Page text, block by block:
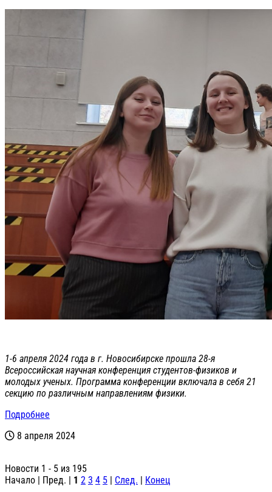
1-6 апреля 2024 года в г. Новосибирске прошла 28-я
Всероссийская научная конференция студентов-физиков и
молодых ученых. Программа конференции включала в себя 21
секцию по различным направлениям физики.
Подробнее
8 апреля 2024
Новости 1 - 5 из 195
Начало | Пред. | 1 2 3 4 5 | След. | Конец